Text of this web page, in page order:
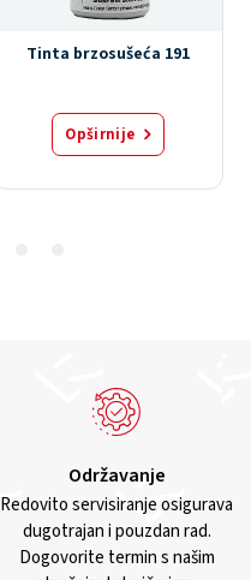
Tinta brzosušeća 191
Opširnije
Održavanje
Redovito servisiranje osigurava
dugotrajan i pouzdan rad.
Dogovorite termin s našim